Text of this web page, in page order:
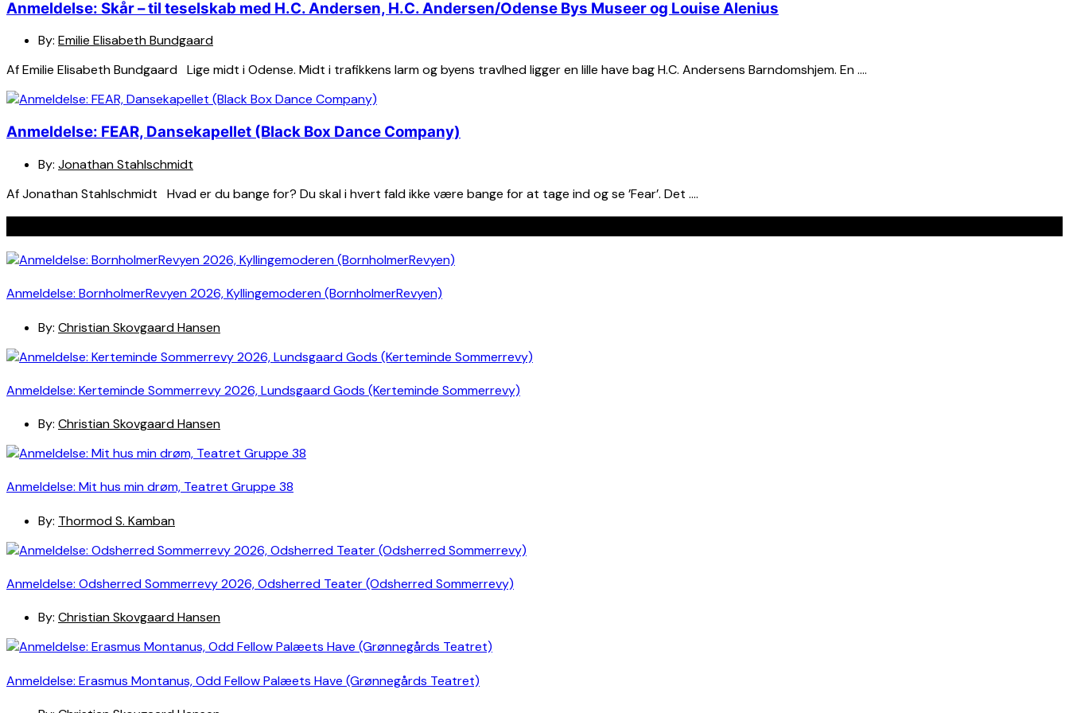
Anmeldelse: Skår – til teselskab med H.C. Andersen, H.C. Andersen/Odense Bys Museer og Louise Alenius
By: Emilie Elisabeth Bundgaard
Af Emilie Elisabeth Bundgaard Lige midt i Odense. Midt i trafikkens larm og byens travlhed ligger en lille have bag H.C. Andersens Barndomshjem. En ….
Anmeldelse: FEAR, Dansekapellet (Black Box Dance Company)
By: Jonathan Stahlschmidt
Af Jonathan Stahlschmidt Hvad er du bange for? Du skal i hvert fald ikke være bange for at tage ind og se ’Fear’. Det ….
Anmeldelse: BornholmerRevyen 2026, Kyllingemoderen (BornholmerRevyen)
By: Christian Skovgaard Hansen
Anmeldelse: Kerteminde Sommerrevy 2026, Lundsgaard Gods (Kerteminde Sommerrevy)
By: Christian Skovgaard Hansen
Anmeldelse: Mit hus min drøm, Teatret Gruppe 38
By: Thormod S. Kamban
Anmeldelse: Odsherred Sommerrevy 2026, Odsherred Teater (Odsherred Sommerrevy)
By: Christian Skovgaard Hansen
Anmeldelse: Erasmus Montanus, Odd Fellow Palæets Have (Grønnegårds Teatret)